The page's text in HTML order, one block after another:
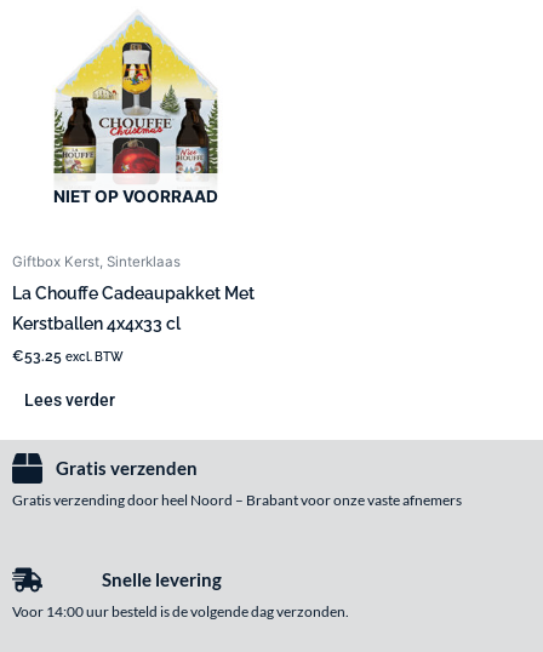
NIET OP VOORRAAD
Giftbox Kerst, Sinterklaas
La Chouffe Cadeaupakket Met
Kerstballen 4x4x33 cl
€53.25 excl. BTW
Lees verder
Gratis verzenden
Gratis verzending door heel Noord – Brabant voor onze vaste afnemers
Snelle levering
Voor 14:00 uur besteld is de volgende dag verzonden.